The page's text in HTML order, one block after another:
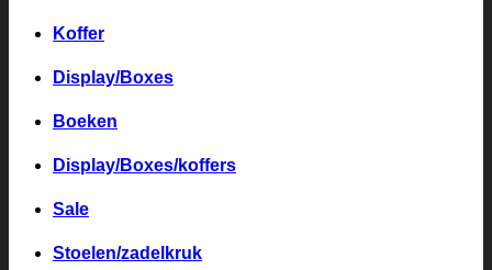
Koffer
Display/Boxes
Boeken
Display/Boxes/koffers
Sale
Stoelen/zadelkruk